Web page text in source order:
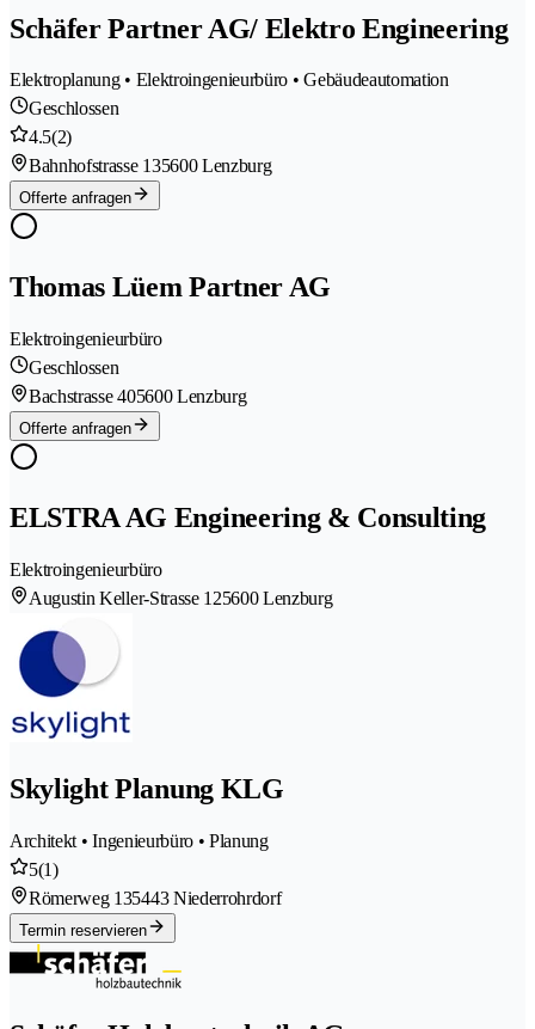
Schäfer Partner AG/ Elektro Engineering
Elektroplanung • Elektroingenieurbüro • Gebäudeautomation
Geschlossen
4.5(2)
Bahnhofstrasse 135600 Lenzburg
Offerte anfragen
Thomas Lüem Partner AG
Elektroingenieurbüro
Geschlossen
Bachstrasse 405600 Lenzburg
Offerte anfragen
ELSTRA AG Engineering & Consulting
Elektroingenieurbüro
Augustin Keller-Strasse 125600 Lenzburg
Skylight Planung KLG
Architekt • Ingenieurbüro • Planung
5(1)
Römerweg 135443 Niederrohrdorf
Termin reservieren